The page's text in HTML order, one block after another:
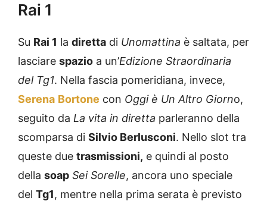
Rai 1
Su Rai 1 la diretta di Unomattina è saltata, per
lasciare spazio a un’Edizione Straordinaria
del Tg1. Nella fascia pomeridiana, invece,
Serena Bortone con Oggi è Un Altro Giorno,
seguito da La vita in diretta parleranno della
scomparsa di Silvio Berlusconi. Nello slot tra
queste due trasmissioni, e quindi al posto
della soap Sei Sorelle, ancora uno speciale
del Tg1, mentre nella prima serata è previsto